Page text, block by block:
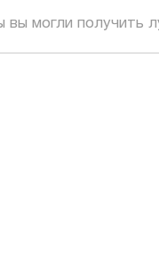
могли получить